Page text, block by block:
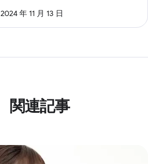
2024 年 11 月 13 日
関連記事